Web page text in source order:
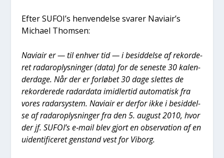
Efter SUFOI’s hen­ven­del­se sva­rer Navi­air’s
Micha­el Thom­sen:
Navi­air er — til enhver tid — i besid­del­se af rekor­de­
ret rada­ro­p­lys­nin­ger (data) for de sene­ste 30 kalen­
der­da­ge. Når der er for­lø­bet 30 dage slet­tes de
rekor­de­re­de radar­da­ta imid­ler­tid auto­ma­tisk fra
vores radar­sy­stem. Navi­air er der­for ikke i besid­del­
se af rada­ro­p­lys­nin­ger fra den 5. august 2010, hvor
der jf. SUFOI’s e‑mail blev gjort en obser­va­tion af en
uiden­ti­fi­ce­ret gen­stand vest for Viborg.